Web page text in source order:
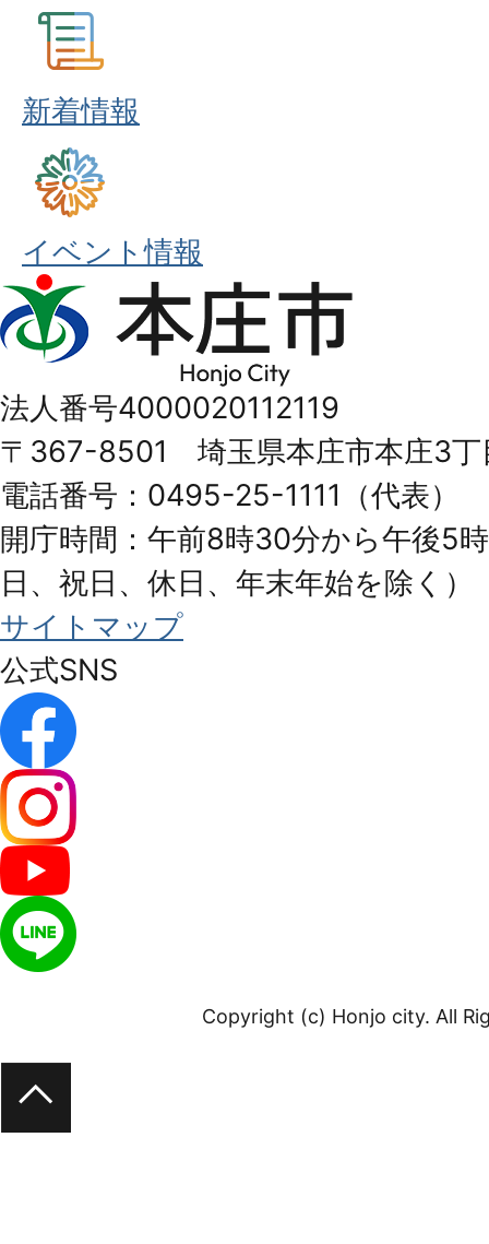
新着情報
イベント情報
本
庄
Honjo
City
法人番号4000020112119
〒367-8501 埼玉県本庄市本庄3丁
電話番号：0495-25-1111（代表）
開庁時間：午前8時30分から午後5
日、祝日、休日、年末年始を除く）
サイトマップ
公式SNS
Copyright (c) Honjo city. All